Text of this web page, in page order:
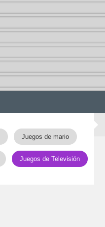
Juegos de mario
Juegos de Televisión